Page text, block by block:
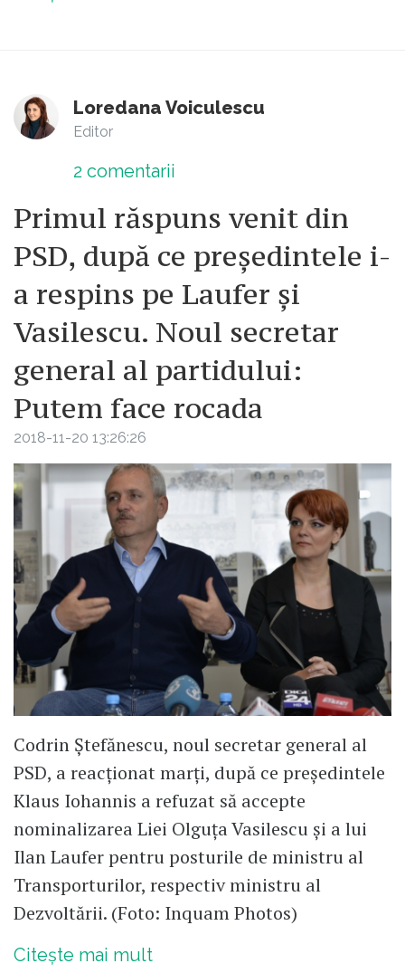
Loredana Voiculescu
Editor
2 comentarii
Primul răspuns venit din
PSD, după ce președintele i-
a respins pe Laufer și
Vasilescu. Noul secretar
general al partidului:
Putem face rocada
2018-11-20 13:26:26
Codrin Ștefănescu, noul secretar general al
PSD, a reacționat marți, după ce președintele
Klaus Iohannis a refuzat să accepte
nominalizarea Liei Olguța Vasilescu și a lui
Ilan Laufer pentru posturile de ministru al
Transporturilor, respectiv ministru al
Dezvoltării. (Foto: Inquam Photos)
Citește mai mult